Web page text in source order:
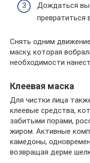
Дождаться
превратиться
Снять одним
маску, которая
необходимости
Клеевая маска
Для чистки лица
клеевые средства,
забитыми порами,
жиром. Активные
камедоны,
возвращая дерме